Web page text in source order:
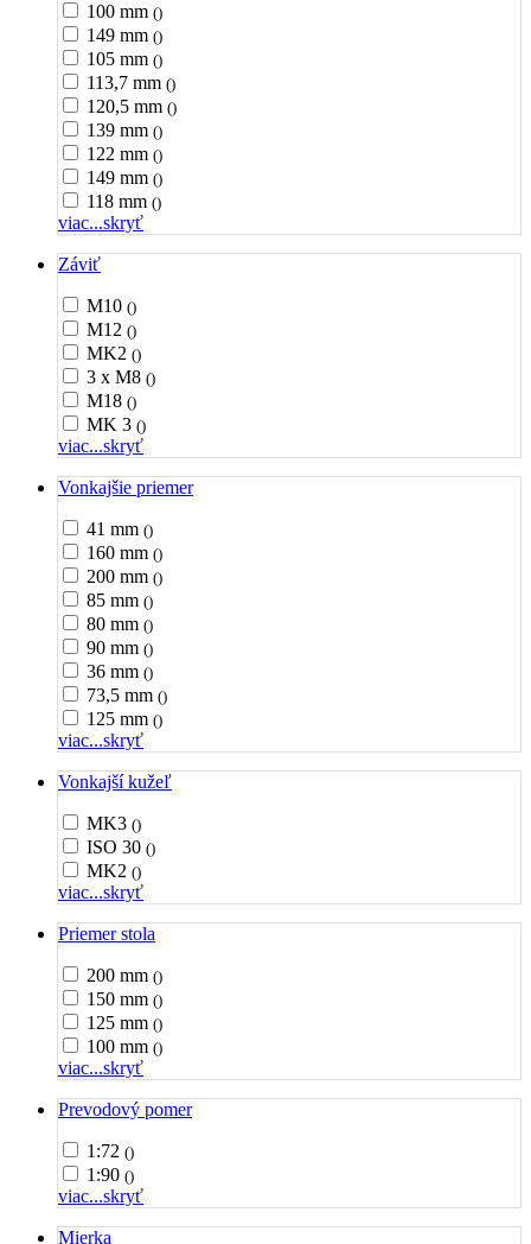
100 mm ()
149 mm ()
105 mm ()
113,7 mm ()
120,5 mm ()
139 mm ()
122 mm ()
149 mm ()
118 mm ()
viac...skryť
Záviť
M10 ()
M12 ()
MK2 ()
3 x M8 ()
M18 ()
MK 3 ()
viac...skryť
Vonkajšie priemer
41 mm ()
160 mm ()
200 mm ()
85 mm ()
80 mm ()
90 mm ()
36 mm ()
73,5 mm ()
125 mm ()
viac...skryť
Vonkajší kužeľ
MK3 ()
ISO 30 ()
MK2 ()
viac...skryť
Priemer stola
200 mm ()
150 mm ()
125 mm ()
100 mm ()
viac...skryť
Prevodový pomer
1:72 ()
1:90 ()
viac...skryť
Mierka